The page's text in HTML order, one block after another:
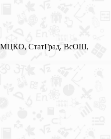
МЦКО, СтатГрад, ВсОШ,